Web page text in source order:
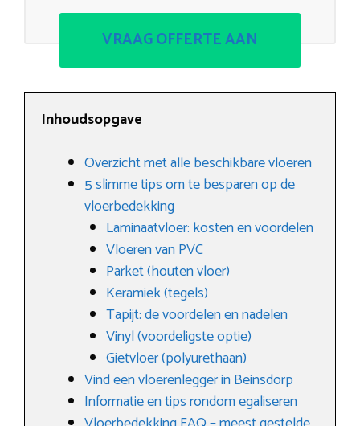
VRAAG OFFERTE AAN
Inhoudsopgave
Overzicht met alle beschikbare vloeren
5 slimme tips om te besparen op de
vloerbedekking
Laminaatvloer: kosten en voordelen
Vloeren van PVC
Parket (houten vloer)
Keramiek (tegels)
Tapijt: de voordelen en nadelen
Vinyl (voordeligste optie)
Gietvloer (polyurethaan)
Vind een vloerenlegger in Beinsdorp
Informatie en tips rondom egaliseren